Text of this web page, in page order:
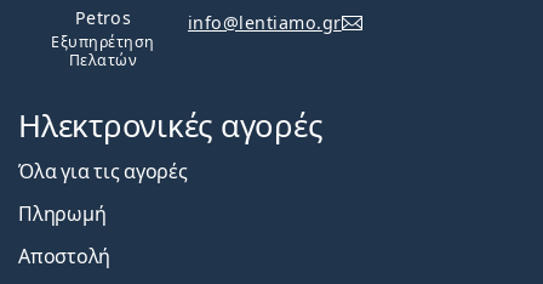
Petros
Εξυπηρέτηση
Πελατών
info@lentiamo.gr
Ηλεκτρονικές αγορές
Όλα για τις αγορές
Πληρωμή
Αποστολή